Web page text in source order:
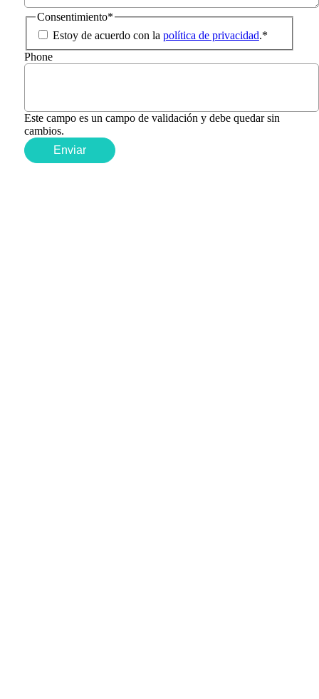
Consentimiento*
Estoy de acuerdo con la política de privacidad.*
Phone
Este campo es un campo de validación y debe quedar sin
cambios.